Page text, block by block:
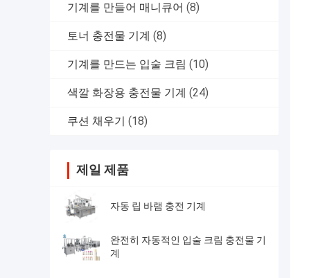
기계를 만들어 매니큐어 (8)
토너 충전물 기계 (8)
기계를 만드는 입술 크림 (10)
색깔 화장용 충전물 기계 (24)
쿠션 채우기 (18)
제일 제품
자동 립 바램 충전 기계
완전히 자동적인 입술 크림 충전물 기
계